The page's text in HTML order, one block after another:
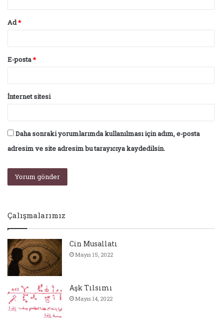
Ad*
E-posta*
İnternet sitesi
Daha sonraki yorumlarımda kullanılması için adım, e-posta
adresim ve site adresim bu tarayıcıya kaydedilsin.
Çalışmalarımız
Cin Musallatı
Mayıs 15, 2022
Aşk Tılsımı
Mayıs 14, 2022